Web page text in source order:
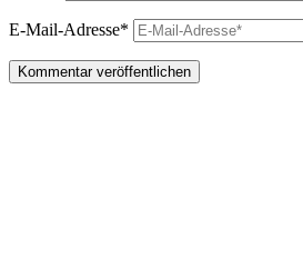
E-Mail-Adresse*